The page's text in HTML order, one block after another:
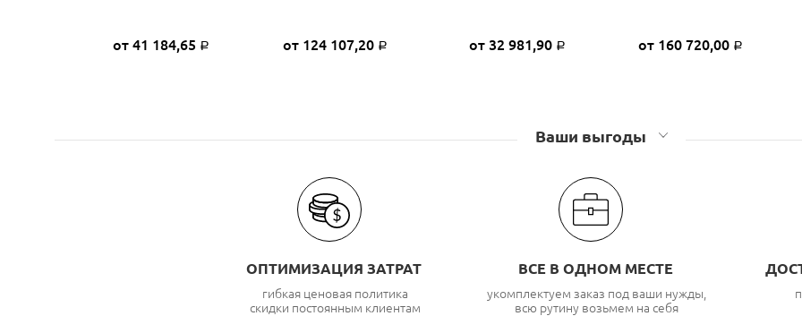
от 41 184,65 Р от 124 107,20 Р от 32 981,90 Р от 160 720,00 Р
Ваши выгоды
ОПТИМИЗАЦИЯ ЗАТРАТ
гибкая ценовая политика
скидки постоянным клиентам
ВСЕ В ОДНОМ МЕСТЕ
укомплектуем заказ под ваши нужды,
всю рутину возьмем на себя